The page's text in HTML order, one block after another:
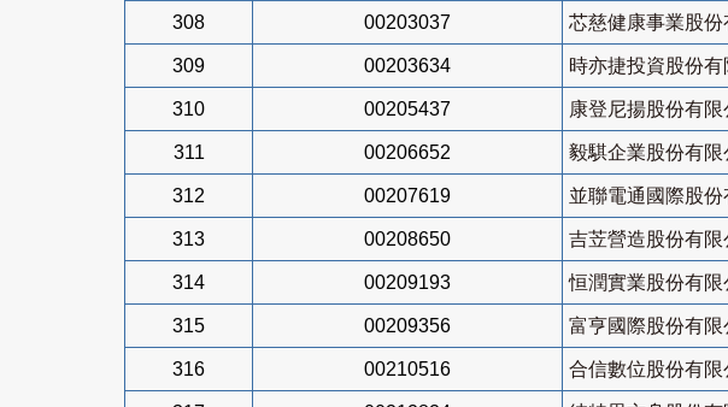
308 00203037 芯慈健康事業股份
309 00203634 時亦捷投資股份有
310 00205437 康登尼揚股份有限
311 00206652 毅騏企業股份有限
312 00207619 並聯電通國際股份
313 00208650 吉苙營造股份有限
314 00209193 恒潤實業股份有限
315 00209356 富亨國際股份有限
316 00210516 合信數位股份有限